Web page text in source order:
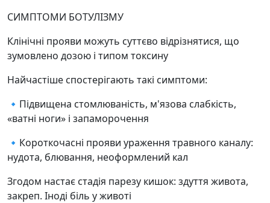
СИМПТОМИ БОТУЛІЗМУ
Клінічні прояви можуть суттєво відрізнятися, що
зумовлено дозою і типом токсину
Найчастіше спостерігають такі симптоми:
🔹Підвищена стомлюваність, м'язова слабкість,
«ватні ноги» і запаморочення
🔹Короткочасні прояви ураження травного каналу:
нудота, блювання, неоформлений кал
Згодом настає стадія парезу кишок: здуття живота,
закреп. Іноді біль у животі